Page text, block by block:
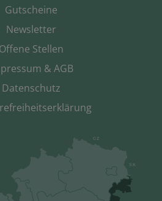
Gutscheine
Newsletter
Offene Stellen
& AGB
Datenschutz